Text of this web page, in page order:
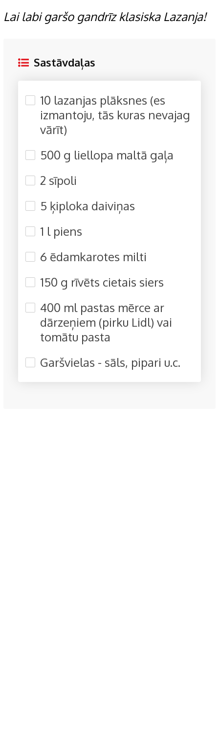
Lai labi garšo gandrīz klasiska Lazanja!
Sastāvdaļas
10 lazanjas plāksnes (es
izmantoju, tās kuras nevajag
vārīt)
500 g liellopa maltā gaļa
2 sīpoli
5 ķiploka daiviņas
1 l piens
6 ēdamkarotes milti
150 g rīvēts cietais siers
400 ml pastas mērce ar
dārzeņiem (pirku Lidl) vai
tomātu pasta
Garšvielas - sāls, pipari u.c.